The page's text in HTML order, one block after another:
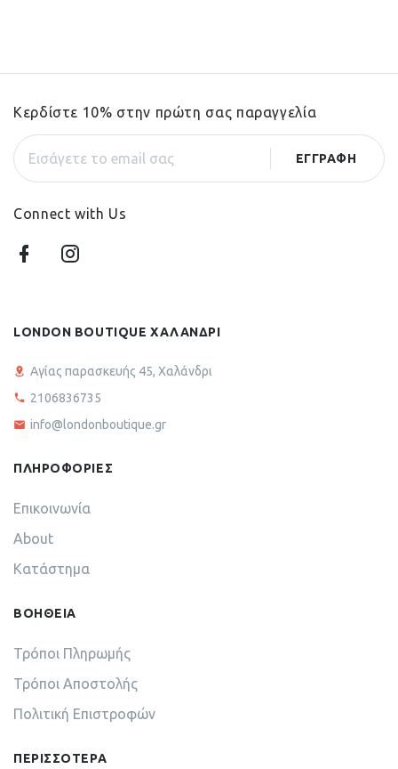
Κερδίστε 10% στην πρώτη σας παραγγελία
Connect with Us
LONDON BOUTIQUE ΧΑΛΑΝΔΡΙ
Αγίας παρασκευής 45, Χαλάνδρι
2106836735
info@londonboutique.gr
ΠΛΗΡΟΦΟΡΙΕΣ
Επικοινωνία
About
Κατάστημα
ΒΟΗΘΕΙΑ
Τρόποι Πληρωμής
Τρόποι Αποστολής
Πολιτική Επιστροφών
ΠΕΡΙΣΣΟΤΕΡΑ